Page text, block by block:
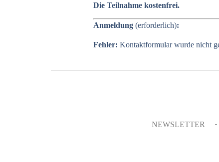
Die Teilnahme kostenfrei.
Anmeldung (erforderlich):
Fehler: Kontaktformular wurde nicht
NEWSLETTER